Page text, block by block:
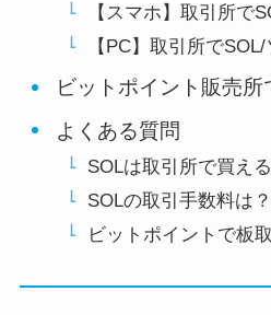
【スマホ】取引所で
【PC】取引所で
ビットポイント販売
よくある質問
SOLは取引所で買え
SOLの取引手数料は？
ビットポイントで板